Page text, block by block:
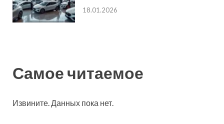
18.01.2026
Самое читаемое
Извините. Данных пока нет.